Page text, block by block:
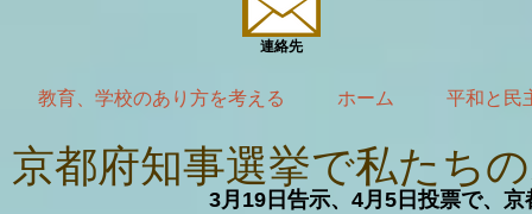
連絡先
教育、学校のあり方を考える ホーム 平和と民
京都府知事選挙で私たち
3月19日告示、4月5日投票で、